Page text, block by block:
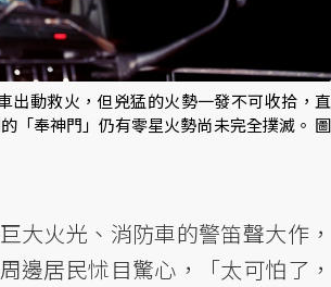
出動救火，但兇猛的火勢一發不可收拾，直
「奉神門」仍有零星火勢尚未完全撲滅。 圖
大火光、消防車的警笛聲大作，
邊居民怵目驚心，「太可怕了，